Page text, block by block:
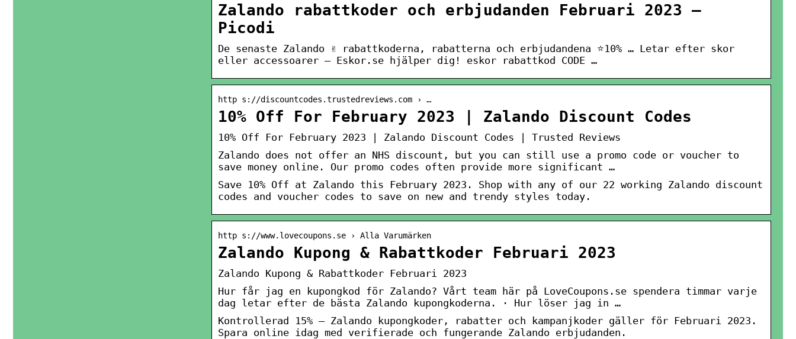
Zalando rabattkoder och erbjudanden Februari 2023 –
Picodi
De senaste Zalando ✌ rabattkoderna, rabatterna och erbjudandena ⭐10% … Letar efter skor
eller accessoarer – Eskor.se hjälper dig! eskor rabattkod CODE …
http s://discountcodes.trustedreviews.com › …
10% Off For February 2023 | Zalando Discount Codes
10% Off For February 2023 | Zalando Discount Codes | Trusted Reviews
Zalando does not offer an NHS discount, but you can still use a promo code or voucher to
save money online. Our promo codes often provide more significant …
Save 10% Off at Zalando this February 2023. Shop with any of our 22 working Zalando discount
codes and voucher codes to save on new and trendy styles today.
http s://www.lovecoupons.se › Alla Varumärken
Zalando Kupong & Rabattkoder Februari 2023
Zalando Kupong & Rabattkoder Februari 2023
Hur får jag en kupongkod för Zalando? Vårt team här på LoveCoupons.se spendera timmar varje
dag letar efter de bästa Zalando kupongkoderna. · Hur löser jag in …
Kontrollerad 15% – Zalando kupongkoder, rabatter och kampanjkoder gäller för Februari 2023.
Spara online idag med verifierade och fungerande Zalando erbjudanden.